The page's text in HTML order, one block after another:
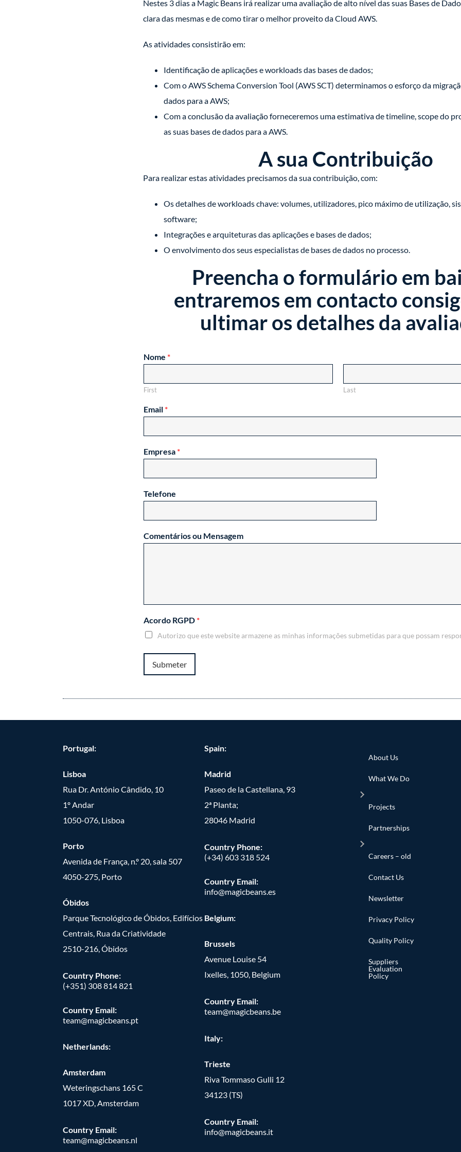
Nestes 3 dias a Magic Beans irá realizar uma avaliação de alto nível das suas Bases de
clara das mesmas e de como tirar o melhor proveito da Cloud AWS.
As atividades consistirão em:
Identificação de aplicações e workloads das bases de dados;
Com o AWS Schema Conversion Tool (AWS SCT) determinamos o esforço da
dados para a AWS;
Com a conclusão da avaliação forneceremos uma estimativa de timeline, scope do
as suas bases de dados para a AWS.
A sua Contribuição
Para realizar estas atividades precisamos da sua contribuição, com:
Os detalhes de workloads chave: volumes, utilizadores, pico máximo de utilização,
software;
Integrações e arquiteturas das aplicações e bases de dados;
O envolvimento dos seus especialistas de bases de dados no processo.
Preencha o formulário em
entraremos em contacto
ultimar os detalhes da
Nome *
First Last
Email *
Empresa *
Telefone
Comentários ou Mensagem
Acordo RGPD *
Autorizo que este website armazene as minhas informações submetidas para que possam
Submeter
Portugal:
Lisboa
Rua Dr. António Cândido, 10
1º Andar
1050-076, Lisboa
Porto
Avenida de França, n.º 20, sala 507
4050-275, Porto
Óbidos
Parque Tecnológico de Óbidos, Edifícios
Centrais, Rua da Criatividade
2510-216, Óbidos
Country Phone:
(+351) 308 814 821
Country Email:
team@magicbeans.pt
Netherlands:
Amsterdam
Weteringschans 165 C
1017 XD, Amsterdam
Country Email:
team@magicbeans.nl
Spain:
Madrid
Paseo de la Castellana, 93
2ª Planta;
28046 Madrid
Country Phone:
(+34) 603 318 524
Country Email:
info@magicbeans.es
Belgium:
Brussels
Avenue Louise 54
Ixelles, 1050, Belgium
Country Email:
team@magicbeans.be
Italy:
Trieste
Riva Tommaso Gulli 12
34123 (TS)
Country Email:
info@magicbeans.it
About Us
What We Do
Projects
Partnerships
Careers – old
Contact Us
Newsletter
Privacy Policy
Quality Policy
Suppliers
Evaluation
Policy